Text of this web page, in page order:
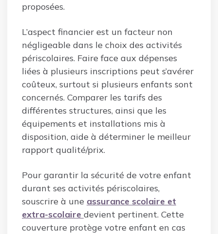
proposées.
L’aspect financier est un facteur non
négligeable dans le choix des activités
périscolaires. Faire face aux dépenses
liées à plusieurs inscriptions peut s’avérer
coûteux, surtout si plusieurs enfants sont
concernés. Comparer les tarifs des
différentes structures, ainsi que les
équipements et installations mis à
disposition, aide à déterminer le meilleur
rapport qualité/prix.
Pour garantir la sécurité de votre enfant
durant ses activités périscolaires,
souscrire à une assurance scolaire et
extra-scolaire devient pertinent. Cette
couverture protège votre enfant en cas